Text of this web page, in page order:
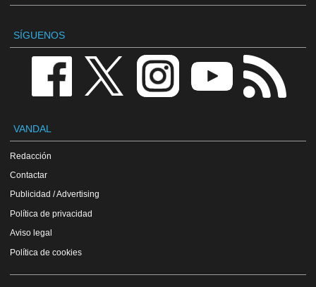
SÍGUENOS
VANDAL
Redacción
Contactar
Publicidad / Advertising
Política de privacidad
Aviso legal
Política de cookies